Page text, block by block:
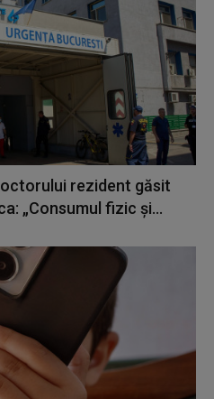
rezident găsit
„Consumul fizic și...